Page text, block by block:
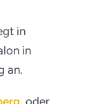
in
in
an.
, oder